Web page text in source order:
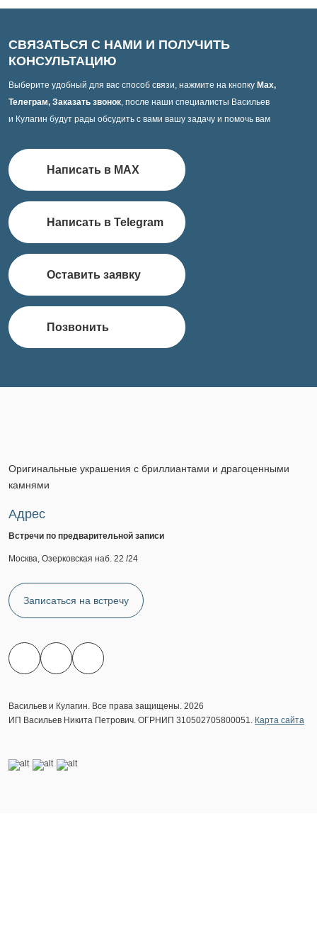
СВЯЗАТЬСЯ С НАМИ И ПОЛУЧИТЬ
КОНСУЛЬТАЦИЮ
Выберите удобный для вас способ связи, нажмите на кнопку Max,
Телеграм, Заказать звонок, после наши специалисты Васильев
и Кулагин будут рады обсудить с вами вашу задачу и помочь вам
Написать в MAX
Написать в Telegram
Оставить заявку
Позвонить
Оригинальные украшения с бриллиантами и драгоценными
камнями
Адрес
Встречи по предварительной записи
Москва, Озерковская наб. 22 /24
Записаться на встречу
Васильев и Кулагин. Все права защищены. 2026
ИП Васильев Никита Петрович. ОГРНИП 310502705800051. Карта сайта